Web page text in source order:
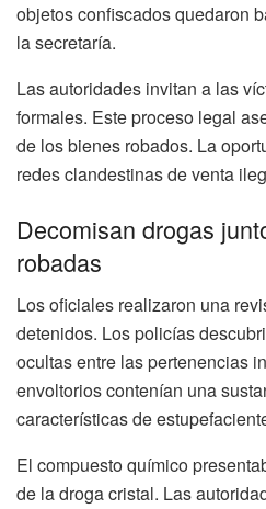
objetos confiscados quedaron
la secretaría.
Las autoridades invitan a las
formales. Este proceso legal
de los bienes robados. La
redes clandestinas de venta
Decomisan drogas
robadas
Los oficiales realizaron una
detenidos. Los policías
ocultas entre las pertenencias
envoltorios contenían una
características de
El compuesto químico
de la droga cristal. Las